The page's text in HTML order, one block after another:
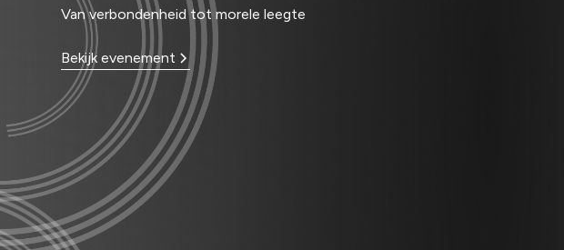
Van verbondenheid tot morele leegte
Bekijk evenement